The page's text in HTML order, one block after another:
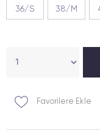
36/S 38/M
Favorilere Ekle